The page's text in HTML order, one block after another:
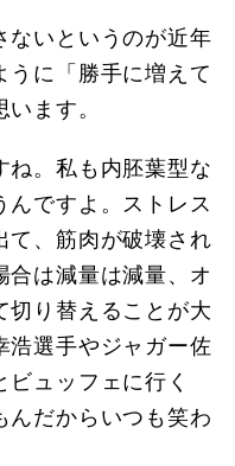
いというのが近年
うに「勝手に増えて
ます。
。私も内胚葉型な
ですよ。ストレス
て、筋肉が破壊され
合は減量は減量、オ
切り替えることが大
浩選手やジャガー佐
ュッフェに行く
んだからいつも笑わ